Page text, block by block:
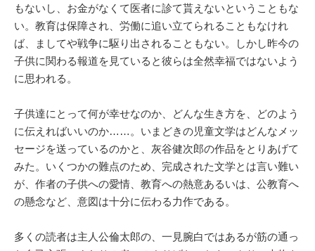
もないし、お金がなくて医者に診て貰えないということもな
い。教育は保障され、労働に追い立てられることもなけれ
ば、ましてや戦争に駆り出されることもない。しかし昨今の
子供に関わる報道を見ていると彼らは全然幸福ではないよう
に思われる。
子供達にとって何が幸せなのか、どんな生き方を、どのよう
に伝えればいいのか……。いまどきの児童文学はどんなメッ
セージを送っているのかと、灰谷健次郎の作品をとりあげて
みた。いくつかの難点のため、完成された文学とは言い難い
が、作者の子供への愛情、教育への熱意あるいは、公教育へ
の懸念など、意図は十分に伝わる力作である。
多くの読者は主人公倫太郎の、一見腕白ではあるが筋の通っ